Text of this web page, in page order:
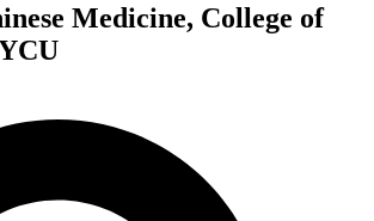
Medicine, College of